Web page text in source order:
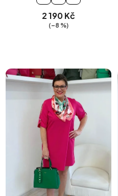
2 190 Kč
(–8 %)